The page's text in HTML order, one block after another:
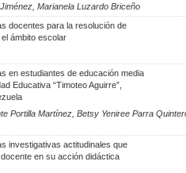
Marianela Luzardo Briceño
docentes para la resolución de
ámbito escolar
en estudiantes de educación media
Educativa “Timoteo Aguirre”,
Portilla Martínez, Betsy Yeniree Parra
investigativas actitudinales que
en su acción didáctica